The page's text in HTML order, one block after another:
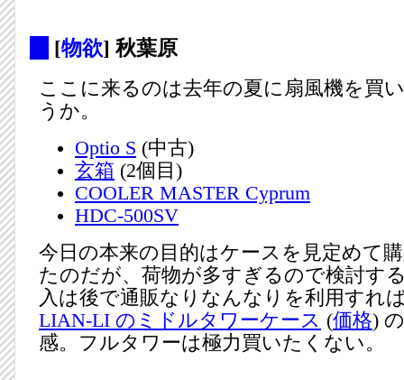
[物欲] 秋葉原
ここに来るのは去年の夏に扇風機を買
うか。
Optio S (中古)
玄箱 (2個目)
COOLER MASTER Cyprum
HDC-500SV
今日の本来の目的はケースを見定めて
たのだが、荷物が多すぎるので検討す
入は後で通販なりなんなりを利用すれ
LIAN-LI のミドルタワーケース (価格)
感。フルタワーは極力買いたくない。